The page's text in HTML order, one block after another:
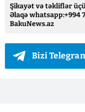
Şikayət və təkliflər
Əlaqə whatsapp:+994
BakuNews.az
Bizi